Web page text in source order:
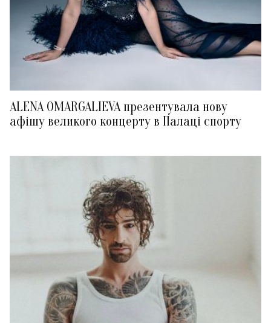
ALENA OMARGALIEVA презентувала нову
афішу великого концерту в Палаці спорту